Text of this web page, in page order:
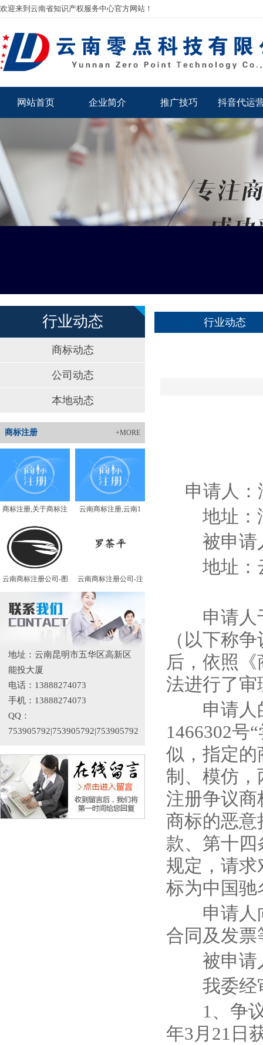
欢迎来到云南省知识产权服务中心官方网站！
网站首页 企业简介 推广技巧 抖音代运
行业动态
商标动态
公司动态
本地动态
+MORE
商标注册
商标注册,关于商标注 云南商标注册,云南1
云南商标注册公司-图 云南商标注册公司-注
地址：云南昆明市五华区高新区
能投大厦
电话：13888274073
手机：13888274073
QQ：
753905792|753905792|753905792
行业动态
申请人
地址：湖
被申请
地址：云
申请人
（以下称
后，依照
法进行了审
申请人的
1466302号
似，指定的
制、模仿，
注册争议商
商标的恶意
款、第十
规定，请求
标为中国驰
申请人向
合同及发票
被申请人
我委经
1、争
年3月 21 日